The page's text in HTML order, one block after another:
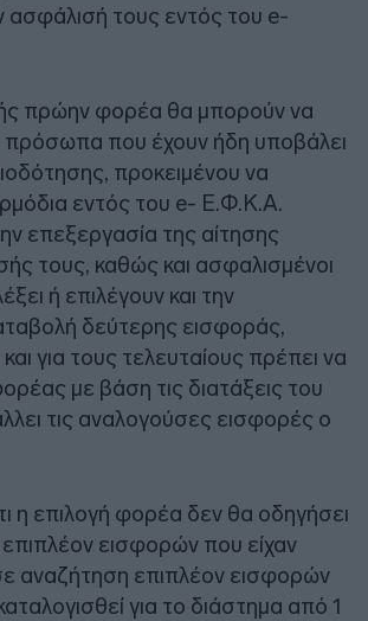
ασφάλισή τους εντός του e-
πρώην φορέα θα μπορούν να
πρόσωπα που έχουν ήδη υποβάλει
προκειμένου να
εντός του e- Ε.Φ.Κ.Α.
επεξεργασία της αίτησης
τους, καθώς και ασφαλισμένοι
ή επιλέγουν και την
δεύτερης εισφοράς,
για τους τελευταίους πρέπει να
με βάση τις διατάξεις του
τις αναλογούσες εισφορές ο
η επιλογή φορέα δεν θα οδηγήσει
εισφορών που είχαν
αναζήτηση επιπλέον εισφορών
για το διάστημα από 1